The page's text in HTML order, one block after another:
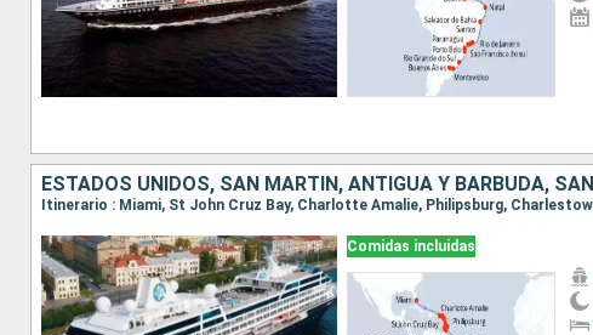
Comidas incluidas